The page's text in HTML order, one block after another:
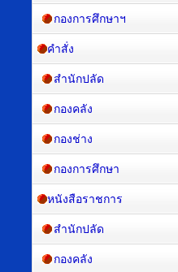
กองการศึกษาฯ
คำสั่ง
สำนักปลัด
กองคลัง
กองช่าง
กองการศึกษา
หนังสือราชการ
สำนักปลัด
กองคลัง